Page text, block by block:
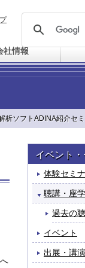
社情報
析ソフトADINA紹介セ
イベント
体験セミ
聴講・座
過去の
イベント
出展・講